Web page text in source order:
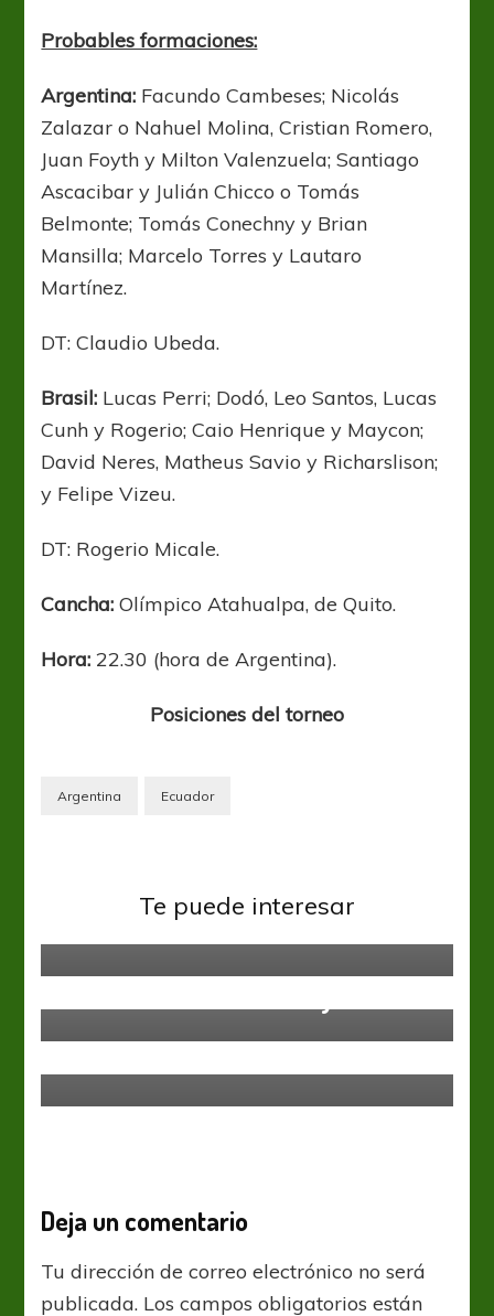
Probables formaciones:
Argentina: Facundo Cambeses; Nicolás
Zalazar o Nahuel Molina, Cristian Romero,
Juan Foyth y Milton Valenzuela; Santiago
Ascacibar y Julián Chicco o Tomás
Belmonte; Tomás Conechny y Brian
Mansilla; Marcelo Torres y Lautaro
Martínez.
DT: Claudio Ubeda.
Brasil: Lucas Perri; Dodó, Leo Santos, Lucas
Cunh y Rogerio; Caio Henrique y Maycon;
David Neres, Matheus Savio y Richarslison;
y Felipe Vizeu.
DT: Rogerio Micale.
Cancha:Olímpico Atahualpa, de Quito.
Hora: 22.30 (hora de Argentina).
Posiciones del torneo
Argentina Ecuador
Te puede interesar
Fútbol Femenino Selección Nacional
Deja un comentario
Tu dirección de correo electrónico no será
publicada. Los campos obligatorios están